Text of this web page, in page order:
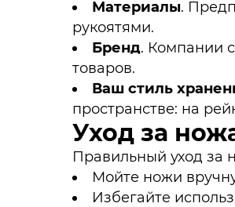
Материалы.
рукоятями.
Бренд. Компании
товаров.
Ваш стиль
пространстве: на
Уход за
Правильный уход за
Мойте ножи
Избегайте